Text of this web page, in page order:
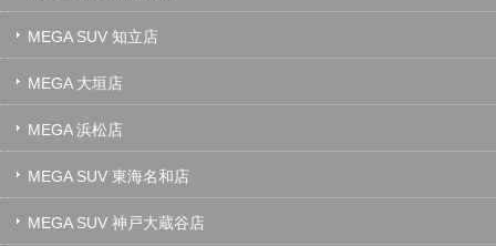
MEGA SUV 知立店
MEGA 大垣店
MEGA 浜松店
MEGA SUV 東海名和店
MEGA SUV 神戸大蔵谷店